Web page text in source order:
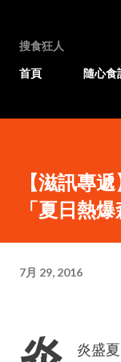
搜食狂人
首頁
隨心食
【滋訊專
「夏日熱
7月 29, 2016
炎盛